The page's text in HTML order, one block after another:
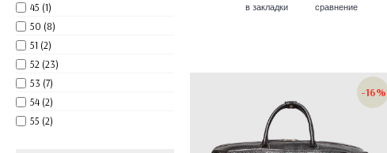
45 (1)
50 (8)
51 (2)
52 (23)
53 (7)
54 (2)
55 (2)
в закладки сравнение
-16%